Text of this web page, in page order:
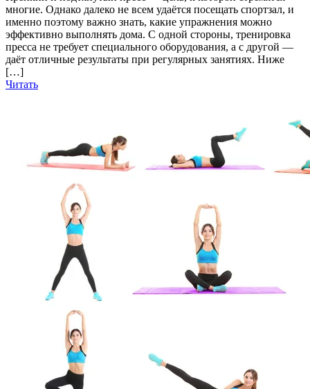
многие. Однако далеко не всем удаётся посещать спортзал, и
именно поэтому важно знать, какие упражнения можно
эффективно выполнять дома. С одной стороны, тренировка
пресса не требует специального оборудования, а с другой —
даёт отличные результаты при регулярных занятиях. Ниже
[…]
Читать